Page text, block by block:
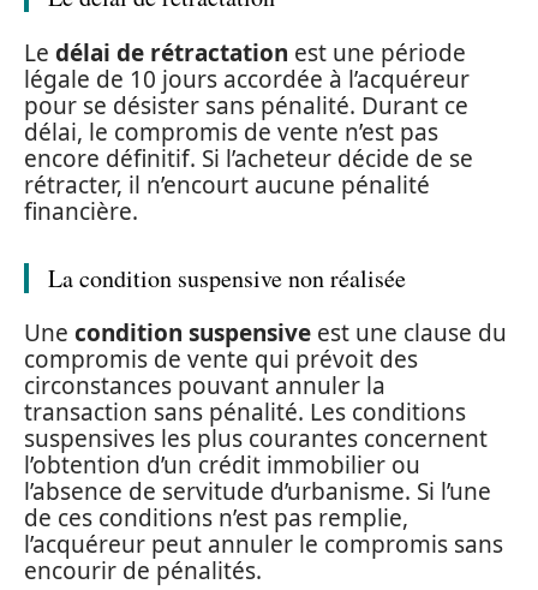
Le délai de rétractation est une période
légale de 10 jours accordée à l’acquéreur
pour se désister sans pénalité. Durant ce
délai, le compromis de vente n’est pas
encore définitif. Si l’acheteur décide de se
rétracter, il n’encourt aucune pénalité
financière.
La condition suspensive non réalisée
Une condition suspensive est une clause du
compromis de vente qui prévoit des
circonstances pouvant annuler la
transaction sans pénalité. Les conditions
suspensives les plus courantes concernent
l’obtention d’un crédit immobilier ou
l’absence de servitude d’urbanisme. Si l’une
de ces conditions n’est pas remplie,
l’acquéreur peut annuler le compromis sans
encourir de pénalités.